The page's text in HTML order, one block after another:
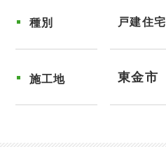
種別 戸建住宅
施工地 東金市